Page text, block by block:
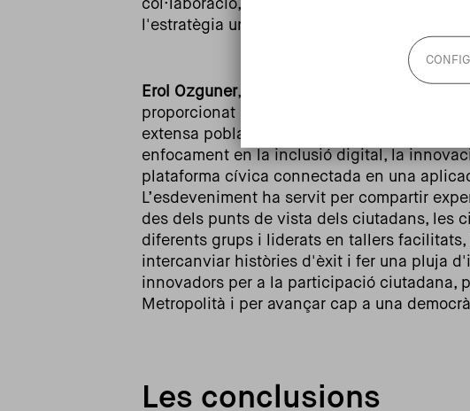
col·laboració, i la necessitat de creació
l'estratègia urbana per inspirar
Erol Ozguner, director d'informació (CIO)
proporcionat informació sobre els reptes
extensa població, mostrant la dedicació de
enfocament en la inclusió digital, la
plataforma cívica connectada en una
L’esdeveniment ha servit per compartir
des dels punts de vista dels ciutadans, les
diferents grups i liderats en tallers facilitats,
intercanviar històries d'èxit i fer una pluja
innovadors per a la participació ciutadana,
Metropolità i per avançar cap a una
Les conclusions